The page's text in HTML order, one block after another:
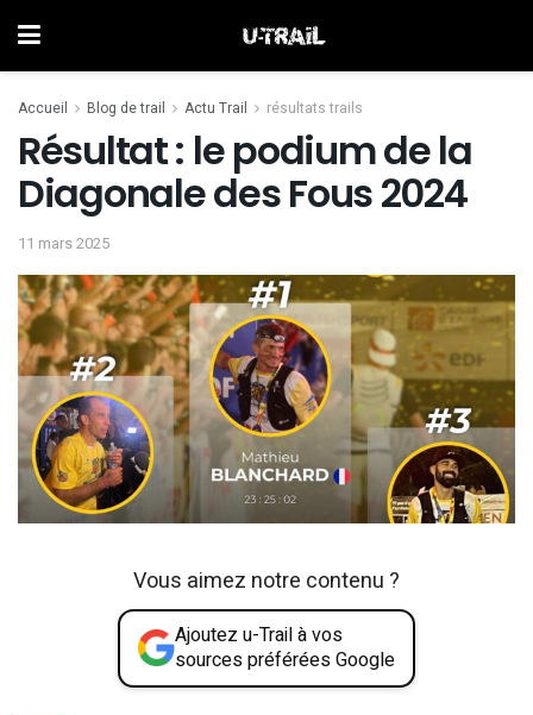
Accueil Blog de trail Actu Trail résultats trails
Résultat : le podium de la
Diagonale des Fous 2024
11 mars 2025
Vous aimez notre contenu ?
Ajoutez u-Trail à vos
sources préférées Google